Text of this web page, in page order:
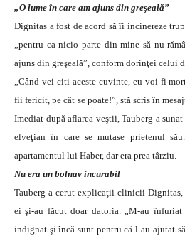
„O lume în care am ajuns din greşeală”
Dignitas a fost de acord să îi incinereze
„pentru ca nicio parte din mine să nu
ajuns din greşeală”, conform dorinţei celui
„Când vei citi aceste cuvinte, eu voi fi
fii fericit, pe cât se poate!”, stă scris în
Imediat după aflarea veştii, Tauberg a
elveţian în care se mutase prietenul
apartamentul lui Haber, dar era prea târziu.
Nu era un bolnav incurabil
Tauberg a cerut explicaţii clinicii
ei şi-au făcut doar datoria. „M-au
indignat şi încă sunt pentru că l-au ajutat